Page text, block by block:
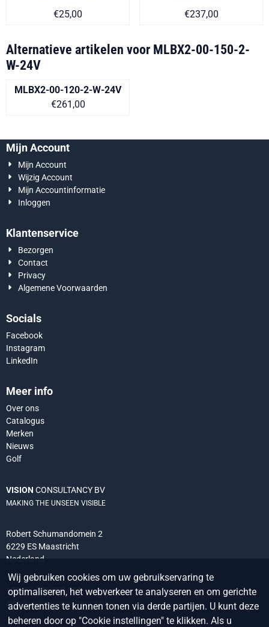
Prijs op aanvraag
€25,00 Prijs op
€237,00
Alternatieve artikelen voor MLBX2-00-150-2-
W-24V
MLBX2-00-120-2-W-24V
Prijs op aanvraag
€261,00
Mijn Account
Mijn Account
Wijzig Account
Mijn Accountinformatie
Inloggen
Klantenservice
Bezorgen
Contact
Privacy
Algemene Voorwaarden
Socials
Facebook
Instagram
LinkedIn
Meer info
Over ons
Catalogus
Merken
Nieuws
Golf
VISION CONSULTANCY BV
MAKING THE UNSEEN VISIBLE
Robert Schumandomein 2
6229 ES Maastricht
Nederland
+31 (0) 438 522 651
info@vision-consultancy.nl
Wij gebruiken cookies om uw gebruikservaring te
optimaliseren, het webverkeer te analyseren en om gerichte
advertenties te kunnen tonen via derde partijen. U kunt deze
beheren door op "Cookie instellingen" te klikken. Als u